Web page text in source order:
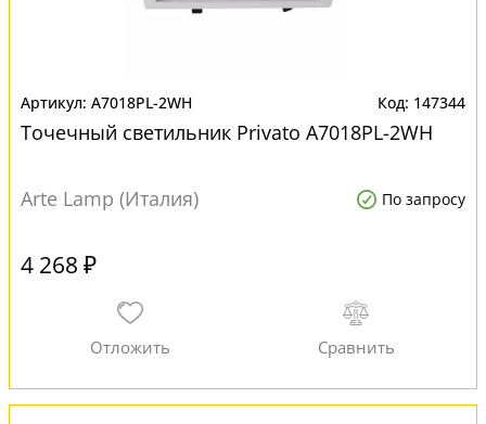
A7018PL-2WH 147344
Точечный светильник Privato A7018PL-2WH
Arte Lamp (Италия) По запросу
4 268 ₽